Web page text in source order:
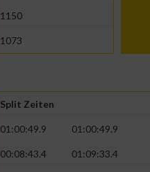
1150
1073
Split Zeiten
01:00:49.9 01:00:49.9
00:08:43.4 01:09:33.4